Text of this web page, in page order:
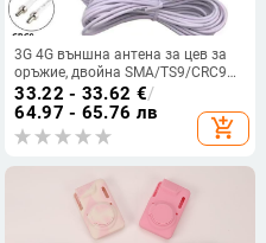
3G 4G външна антена за цев за
оръжие, двойна SMA/TS9/CRC9
рутер, външна антена 5 м 10 м
33.22 - 33.62 €/
64.97 - 65.76 лв
add_shopping_cart